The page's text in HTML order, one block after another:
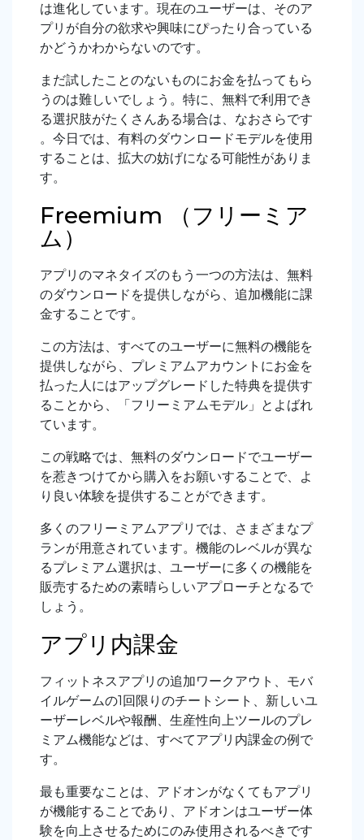
は進化しています。現在のユーザーは、そのア
プリが自分の欲求や興味にぴったり合っている
かどうかわからないのです。
まだ試したことのないものにお金を払ってもら
うのは難しいでしょう。特に、無料で利用でき
る選択肢がたくさんある場合は、なおさらです
。今日では、有料のダウンロードモデルを使用
することは、拡大の妨げになる可能性がありま
す。
Freemium （フリーミア
ム）
アプリのマネタイズのもう一つの方法は、無料
のダウンロードを提供しながら、追加機能に課
金することです。
この方法は、すべてのユーザーに無料の機能を
提供しながら、プレミアムアカウントにお金を
払った人にはアップグレードした特典を提供す
ることから、「フリーミアムモデル」とよばれ
ています。
この戦略では、無料のダウンロードでユーザー
を惹きつけてから購入をお願いすることで、よ
り良い体験を提供することができます。
多くのフリーミアムアプリでは、さまざまなプ
ランが用意されています。機能のレベルが異な
るプレミアム選択は、ユーザーに多くの機能を
販売するための素晴らしいアプローチとなるで
しょう。
アプリ内課金
フィットネスアプリの追加ワークアウト、モバ
イルゲームの1回限りのチートシート、新しいユ
ーザーレベルや報酬、生産性向上ツールのプレ
ミアム機能などは、すべてアプリ内課金の例で
す。
最も重要なことは、アドオンがなくてもアプリ
が機能することであり、アドオンはユーザー体
験を向上させるためにのみ使用されるべきです